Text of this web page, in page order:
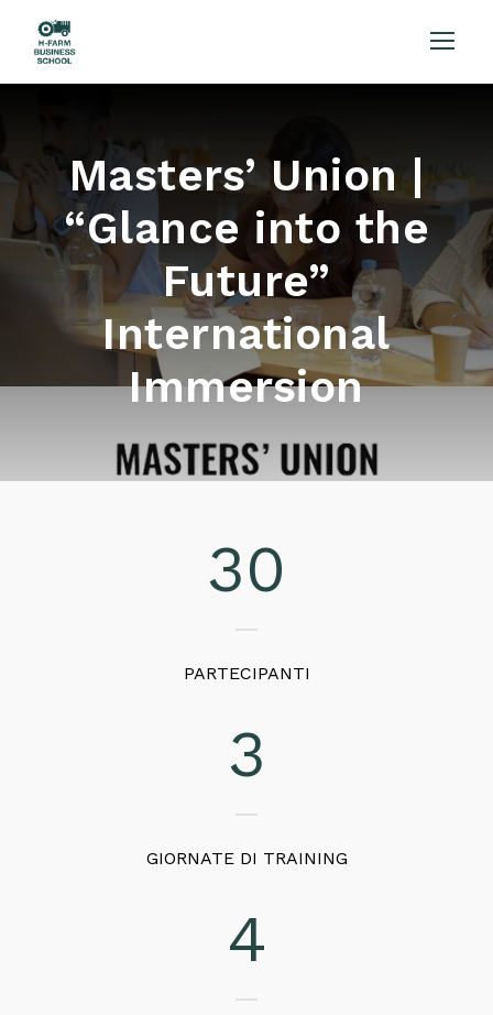
Masters’ Union |
“Glance into the
Future”
International
Immersion
30
PARTECIPANTI
3
GIORNATE DI TRAINING
4